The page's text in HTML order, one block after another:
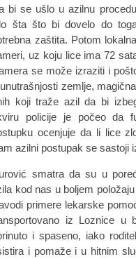
bi se ušlo u azilnu
šta što bi dovelo do
zaštita. Potom
uz koju lice ima 72
se može izraziti i
zemlje,
koji traže azil da bi
policije je počeo da
ocenjuje da li lice
azilni postupak se sastoji
smatra da su u
kod nas u boljem
primere lekarske
iz Loznice u
i spaseno, iako
i pomaže i u hitnim